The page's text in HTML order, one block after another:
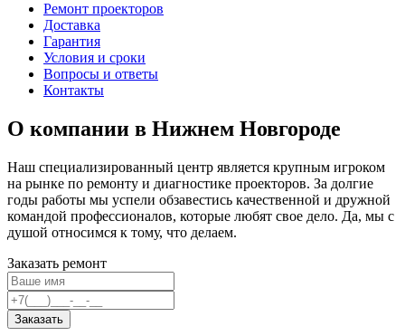
Ремонт проекторов
Доставка
Гарантия
Условия и сроки
Вопросы и ответы
Контакты
О компании в Нижнем Новгороде
Наш специализированный центр является крупным игроком
на рынке по ремонту и диагностике проекторов. За долгие
годы работы мы успели обзавестись качественной и дружной
командой профессионалов, которые любят свое дело. Да, мы с
душой относимся к тому, что делаем.
Заказать ремонт
Заказать